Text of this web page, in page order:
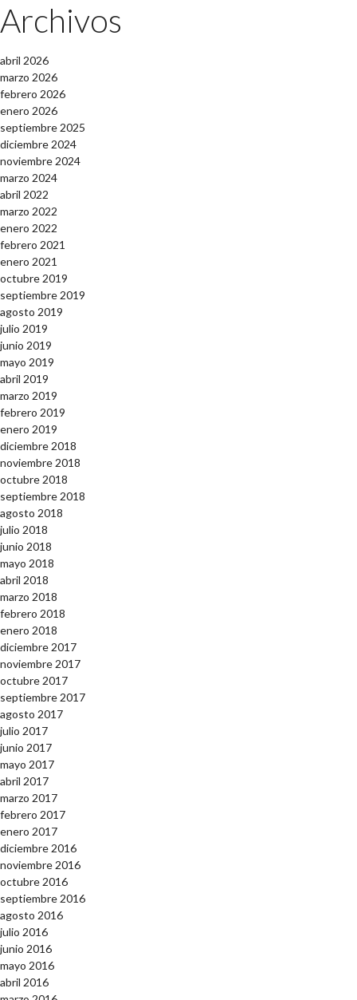
Archivos
abril 2026
marzo 2026
febrero 2026
enero 2026
septiembre 2025
diciembre 2024
noviembre 2024
marzo 2024
abril 2022
marzo 2022
enero 2022
febrero 2021
enero 2021
octubre 2019
septiembre 2019
agosto 2019
julio 2019
junio 2019
mayo 2019
abril 2019
marzo 2019
febrero 2019
enero 2019
diciembre 2018
noviembre 2018
octubre 2018
septiembre 2018
agosto 2018
julio 2018
junio 2018
mayo 2018
abril 2018
marzo 2018
febrero 2018
enero 2018
diciembre 2017
noviembre 2017
octubre 2017
septiembre 2017
agosto 2017
julio 2017
junio 2017
mayo 2017
abril 2017
marzo 2017
febrero 2017
enero 2017
diciembre 2016
noviembre 2016
octubre 2016
septiembre 2016
agosto 2016
julio 2016
junio 2016
mayo 2016
abril 2016